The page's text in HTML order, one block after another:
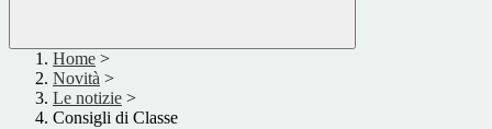
Home >
Novità >
Le notizie >
Consigli di Classe